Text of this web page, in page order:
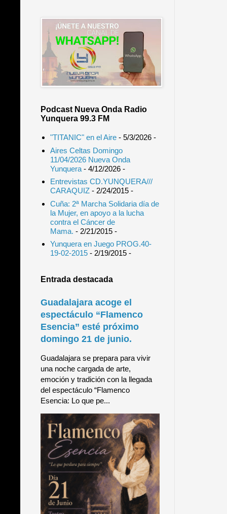
Podcast Nueva Onda Radio
Yunquera 99.3 FM
"TITANIC" en el Aire- 5/3/2026-
Aires Celtas Domingo
11/04/2026 Nueva Onda
Yunquera- 4/12/2026-
Entrevistas CD.YUNQUERA///
CARAQUIZ- 2/24/2015-
Cuña: 2ª Marcha Solidaria día de
la Mujer, en apoyo a la lucha
contra el Cáncer de
Mama. - 2/21/2015-
Yunquera en Juego PROG.40-
19-02-2015- 2/19/2015-
Entrada destacada
Guadalajara acoge el
espectáculo “Flamenco
Esencia” esté próximo
domingo 21 de junio.
Guadalajara se prepara para vivir
una noche cargada de arte,
emoción y tradición con la llegada
del espectáculo “Flamenco
Esencia: Lo que pe...